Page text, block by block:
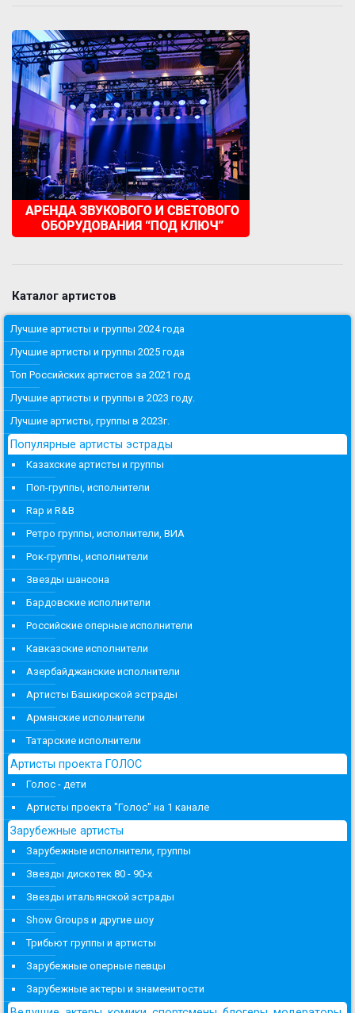
Каталог артистов
Лучшие артисты и группы 2024 года
Лучшие артисты и группы 2025 года
Топ Российских артистов за 2021 год
Лучшие артисты и группы в 2023 году.
Лучшие артисты, группы в 2023г.
Популярные артисты эстрады
Казахские артисты и группы
Поп-группы, исполнители
Rap и R&B
Ретро группы, исполнители, ВИА
Рок-группы, исполнители
Звезды шансона
Бардовские исполнители
Российские оперные исполнители
Кавказские исполнители
Азербайджанские исполнители
Артисты Башкирской эстрады
Армянские исполнители
Татарские исполнители
Артисты проекта ГОЛОС
Голос - дети
Артисты проекта "Голос" на 1 канале
Зарубежные артисты
Зарубежные исполнители, группы
Звезды дискотек 80 - 90-х
Звезды итальянской эстрады
Show Groups и другие шоу
Трибьют группы и артисты
Зарубежные оперные певцы
Зарубежные актеры и знаменитости